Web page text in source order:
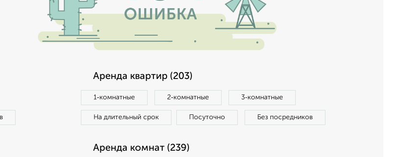
Аренда квартир (203)
1‑комнатные 2‑комнатные 3‑комнатные
На длительный срок Посуточно Без посредников
Аренда комнат (239)